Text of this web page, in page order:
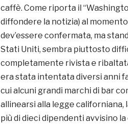
caffè. Come riporta il
diffondere la notizia) al
dev’essere confermata, ma
Stati Uniti, sembra piuttosto
completamente rivista e
era stata intentata diversi anni
cui alcuni grandi marchi di bar
allinearsi alla legge californiana,
più di dieci dipendenti avvisino